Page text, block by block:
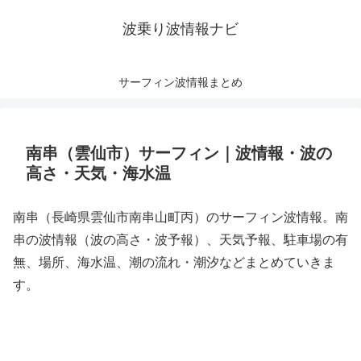
波乗り波情報ナビ
サーフィン波情報まとめ
南串（雲仙市）サーフィン｜波情報・波の
高さ・天気・海水温
南串（長崎県雲仙市南串山町丙）のサーフィン波情報。南
串の波情報（波の高さ・波予報）、天気予報、駐車場の有
無、場所、海水温、潮の流れ・潮汐などまとめていきま
す。